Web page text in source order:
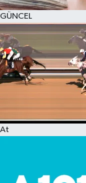
GÜNCEL
At